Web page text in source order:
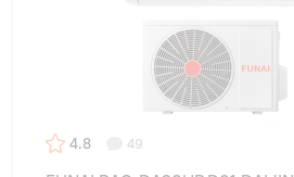
4.8 49